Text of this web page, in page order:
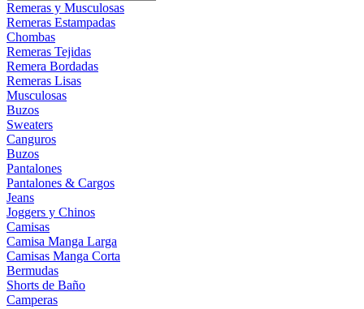
Remeras y Musculosas
Remeras Estampadas
Chombas
Remeras Tejidas
Remera Bordadas
Remeras Lisas
Musculosas
Buzos
Sweaters
Canguros
Buzos
Pantalones
Pantalones & Cargos
Jeans
Joggers y Chinos
Camisas
Camisa Manga Larga
Camisas Manga Corta
Bermudas
Shorts de Baño
Camperas